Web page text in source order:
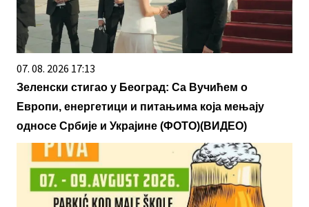
07. 08. 2026 17:13
Зеленски стигао у Београд: Са Вучићем о
Европи, енергетици и питањима која мењају
односе Србије и Украјине (ФОТО)(ВИДЕО)